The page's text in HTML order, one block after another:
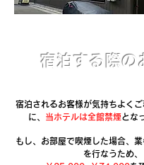
宿泊する際の
宿泊されるお客様が気持ちよく
に、 当ホテルは全館禁煙とな
もし、お部屋で喫煙した場合、
を行なうため、